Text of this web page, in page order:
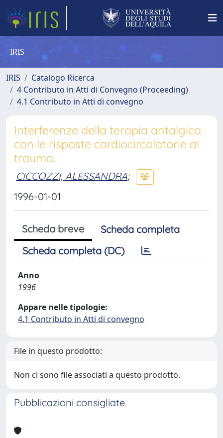
IRIS
IRIS
Catalogo Ricerca
4 Contributo in Atti di Convegno (Proceeding)
4.1 Contributo in Atti di convegno
Interferenze della terapia antalgica
con le risposte cardiocircolatorie al
trauma.
CICCOZZI, ALESSANDRA;
1996-01-01
Scheda breve
Scheda completa
Scheda completa (DC)
Anno
1996
Appare nelle tipologie:
4.1 Contributo in Atti di convegno
File in questo prodotto:
Non ci sono file associati a questo prodotto.
Pubblicazioni consigliate